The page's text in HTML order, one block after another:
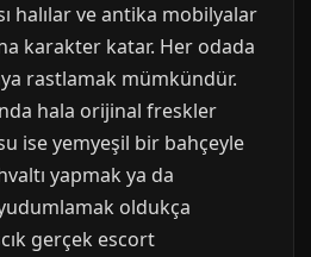
halılar ve antika mobilyalar
karakter katar. Her odada
rastlamak mümkündür.
hala orijinal freskler
ise yemyeşil bir bahçeyle
yapmak ya da
oldukça
gerçek escort